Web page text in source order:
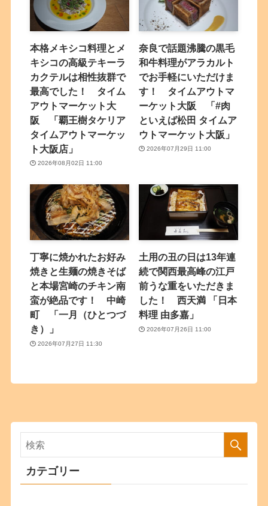
本格メキシコ料理とメ
キシコの高級テキーラ
カクテルは相性抜群で
最高でした！ タイム
アウトマーケット大
阪 「覇王樹タケリア
タイムアウトマーケッ
ト大阪店」
2026年08月02日 11:00
奈良で話題沸騰の黒毛
和牛料理がアラカルト
でお手軽にいただけま
す！ タイムアウトマ
ーケット大阪 「#肉
といえば松田 タイムア
ウトマーケット大阪」
2026年07月29日 11:00
丁寧に焼かれたお好み
焼きと生麺の焼きそば
と本場宮崎のチキン南
蛮が絶品です！ 中崎
町 「一月（ひとつづ
き）」
2026年07月27日 11:30
土用の丑の日は13年連
続で関西最高峰の江戸
前うな重をいただきま
した！ 西天満 「日本
料理 由多嘉」
2026年07月26日 11:00
カテゴリー